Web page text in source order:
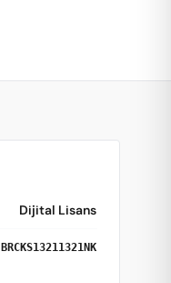
Dijital Lisans
BRCKS13211321NK